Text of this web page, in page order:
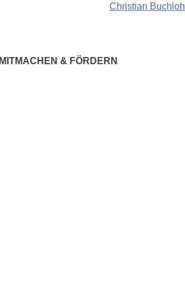
Christian Buchloh
MITMACHEN & FÖRDERN